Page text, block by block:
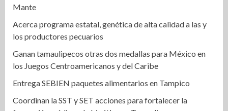
Mante
Acerca programa estatal, genética de alta calidad a las y
los productores pecuarios
Ganan tamaulipecos otras dos medallas para México en
los Juegos Centroamericanos y del Caribe
Entrega SEBIEN paquetes alimentarios en Tampico
Coordinan la SST y SET acciones para fortalecer la